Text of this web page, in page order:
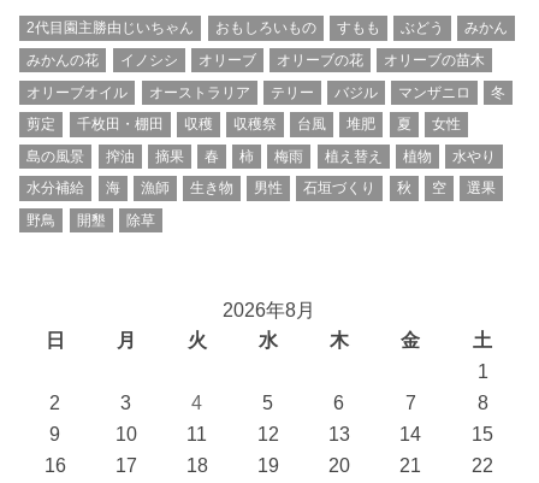
2代目園主勝由じいちゃん おもしろいもの すもも ぶどう
みかん
みかんの花
イノシシ オリーブ オリーブの花
オリーブの苗木
オリーブオイル
オーストラリア テリー バジル マンザニロ
冬
剪定
千枚田・棚田 収穫 収穫祭 台風 堆肥 夏
女性
島の風景
搾油 摘果 春 柿 梅雨 植え替え 植物
水やり
水分補給
海 漁師 生き物 男性 石垣づくり 秋 空
選果
野鳥
開墾 除草
2026年8月
日
月 火 水 木 金 土
1
2
3 4 5 6 7
8
9
10 11 12 13 14
15
16
17 18 19 20 21
22